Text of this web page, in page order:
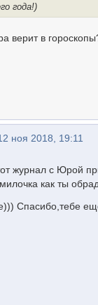
года!)
верит в
ноя 2018, 19:11
журнал с Юрой
как ты
Спасибо,тебе